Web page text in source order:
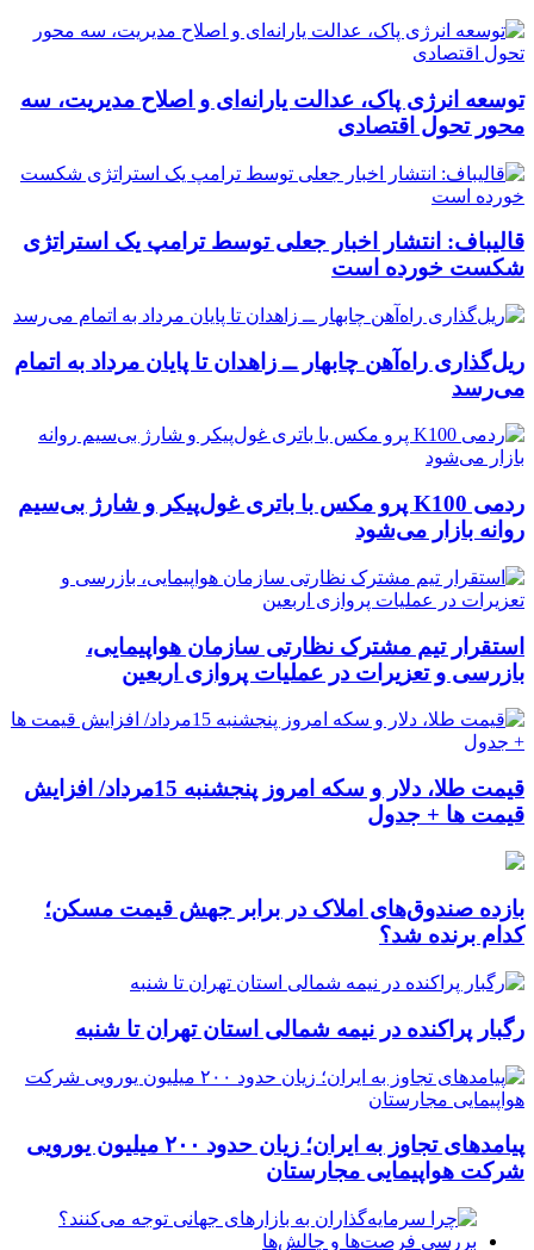
توسعه انرژی پاک، عدالت یارانه‌ای و اصلاح مدیریت، سه
محور تحول اقتصادی
قالیباف: انتشار اخبار جعلی توسط ترامپ یک استراتژی
شکست خورده است
ریل‌گذاری راه‌آهن چابهار ــ زاهدان تا پایان مرداد به اتمام
می‌رسد
ردمی K100 پرو مکس با باتری غول‌پیکر و شارژ بی‌سیم
روانه بازار می‌شود
استقرار تیم مشترک نظارتی سازمان هواپیمایی،
بازرسی و تعزیرات در عملیات پروازی اربعین
قیمت طلا، دلار و سکه امروز پنجشنبه 15مرداد/ افزایش
قیمت ها + جدول
بازده صندوق‌های املاک در برابر جهش قیمت مسکن؛
کدام برنده شد؟
رگبار پراکنده در نیمه شمالی استان تهران تا شنبه
پیامدهای تجاوز به ایران؛ زیان حدود ۲۰۰ میلیون یورویی
شرکت هواپیمایی مجارستان